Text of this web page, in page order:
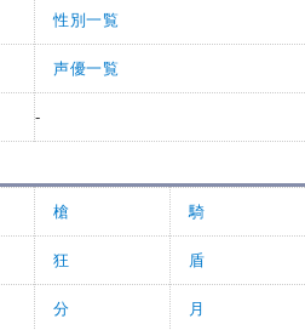
性別一覧
声優一覧
-
槍 騎
狂 盾
分 月